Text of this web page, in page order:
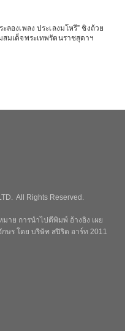
องเพลง ประเลงมโหรี” ชิงถ้วย
มเด็จพระเทพรัตนราชสุดาฯ
All Rights Reserved.
าย การนำไปตีพิมพ์ อ้างอิง เผย
ษร โดย บริษัท สปิริต อาร์ท 2011